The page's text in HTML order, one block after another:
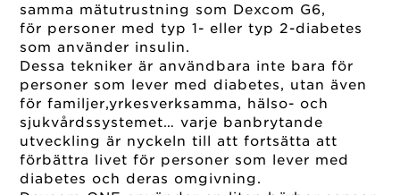
samma mätutrustning som Dexcom G6,
för personer med typ 1- eller typ 2-diabetes
som använder insulin.
Dessa tekniker är användbara inte bara för
personer som lever med diabetes, utan även
för familjer,yrkesverksamma, hälso- och
sjukvårdssystemet… varje banbrytande
utveckling är nyckeln till att fortsätta att
förbättra livet för personer som lever med
diabetes och deras omgivning.